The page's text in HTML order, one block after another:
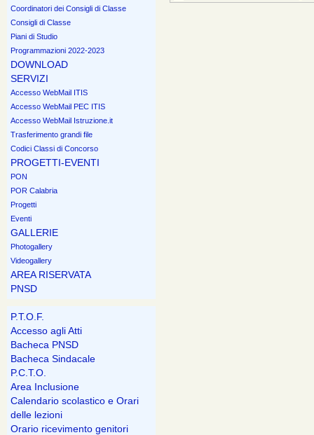
Coordinatori dei Consigli di Classe
Consigli di Classe
Piani di Studio
Programmazioni 2022-2023
DOWNLOAD
SERVIZI
Accesso WebMail ITIS
Accesso WebMail PEC ITIS
Accesso WebMail Istruzione.it
Trasferimento grandi file
Codici Classi di Concorso
PROGETTI-EVENTI
PON
POR Calabria
Progetti
Eventi
GALLERIE
Photogallery
Videogallery
AREA RISERVATA
PNSD
P.T.O.F.
Accesso agli Atti
Bacheca PNSD
Bacheca Sindacale
P.C.T.O.
Area Inclusione
Calendario scolastico e Orari
delle lezioni
Orario ricevimento genitori